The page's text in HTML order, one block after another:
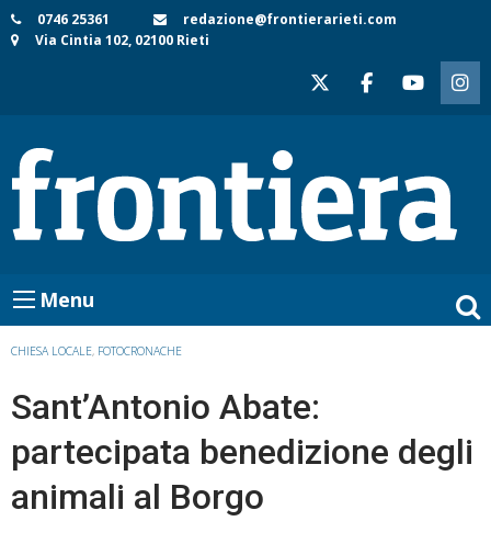
Skip
to
0746 25361
redazione@frontierarieti.com
Via Cintia 102, 02100 Rieti
Menu
CHIESA LOCALE, FOTOCRONACHE
Sant’Antonio Abate:
partecipata benedizione degli
animali al Borgo